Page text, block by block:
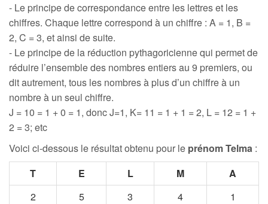
- Le principe de correspondance entre les lettres et les
chiffres. Chaque lettre correspond à un chiffre : A = 1, B =
2, C = 3, et ainsi de suite.
- Le principe de la réduction pythagoricienne qui permet de
réduire l’ensemble des nombres entiers au 9 premiers, ou
dit autrement, tous les nombres à plus d’un chiffre à un
nombre à un seul chiffre.
J = 10 = 1 + 0 = 1, donc J=1, K= 11 = 1 + 1 = 2, L = 12 = 1 +
2 = 3; etc
Voici ci-dessous le résultat obtenu pour le prénom Telma :
T
E L M
A
2
5 3 4 1